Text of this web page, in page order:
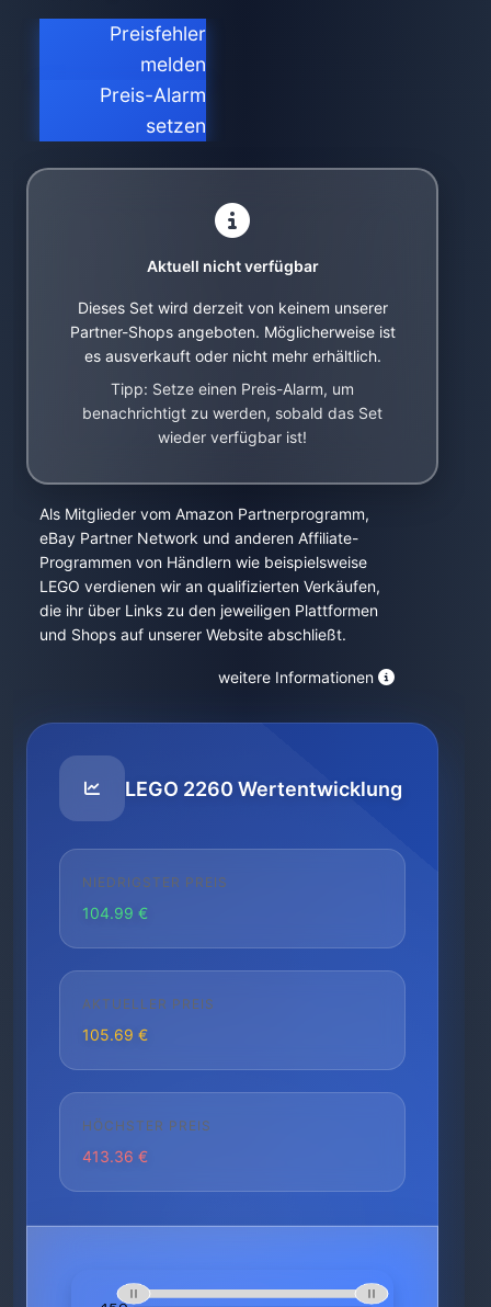
Preisfehler
melden
Preis-Alarm
setzen
Aktuell nicht verfügbar
Dieses Set wird derzeit von keinem unserer
Partner-Shops angeboten. Möglicherweise ist
es ausverkauft oder nicht mehr erhältlich.
Tipp: Setze einen Preis-Alarm, um
benachrichtigt zu werden, sobald das Set
wieder verfügbar ist!
Als Mitglieder vom Amazon Partnerprogramm,
eBay Partner Network und anderen Affiliate-
Programmen von Händlern wie beispielsweise
LEGO verdienen wir an qualifizierten Verkäufen,
die ihr über Links zu den jeweiligen Plattformen
und Shops auf unserer Website abschließt.
weitere Informationen
LEGO 2260 Wertentwicklung
NIEDRIGSTER PREIS
104.99 €
AKTUELLER PREIS
105.69 €
HÖCHSTER PREIS
413.36 €